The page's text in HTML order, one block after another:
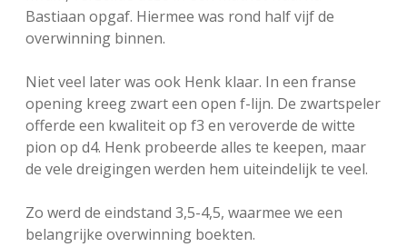
Bastiaan opgaf. Hiermee was rond half vijf de
overwinning binnen.
Niet veel later was ook Henk klaar. In een franse
opening kreeg zwart een open f-lijn. De zwartspeler
offerde een kwaliteit op f3 en veroverde de witte
pion op d4. Henk probeerde alles te keepen, maar
de vele dreigingen werden hem uiteindelijk te veel.
Zo werd de eindstand 3,5-4,5, waarmee we een
belangrijke overwinning boekten.